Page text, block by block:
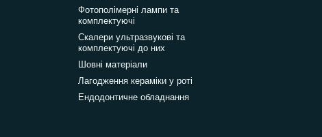
Фотополімерні лампи та
комплектуючі
Скалери ультразвукові та
комплектуючі до них
Шовні матеріали
Лагодження кераміки у роті
Ендодонтичне обладнання